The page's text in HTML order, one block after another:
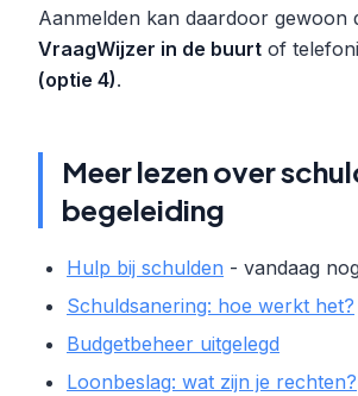
Aanmelden kan daardoor gewoon
VraagWijzer in de buurt of
(optie 4).
Meer lezen over
begeleiding
Hulp bij schulden - vandaag
Schuldsanering: hoe werkt het?
Budgetbeheer uitgelegd
Loonbeslag: wat zijn je rechten?